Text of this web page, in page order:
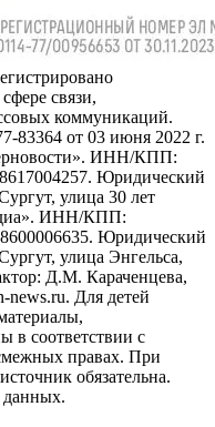
связи,
коммуникаций.
от 03 июня 2022 г.
ИНН/КПП:
Юридический
улица 30 лет
ИНН/КПП:
Юридический
улица Энгельса,
Д.М. Караченцева,
news.ru. Для детей
в соответствии с
правах. При
обязательна.
данных.